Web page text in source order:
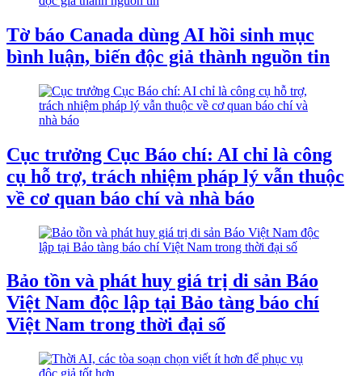
Tờ báo Canada dùng AI hồi sinh mục
bình luận, biến độc giả thành nguồn tin
Cục trưởng Cục Báo chí: AI chỉ là công
cụ hỗ trợ, trách nhiệm pháp lý vẫn thuộc
về cơ quan báo chí và nhà báo
Bảo tồn và phát huy giá trị di sản Báo
Việt Nam độc lập tại Bảo tàng báo chí
Việt Nam trong thời đại số